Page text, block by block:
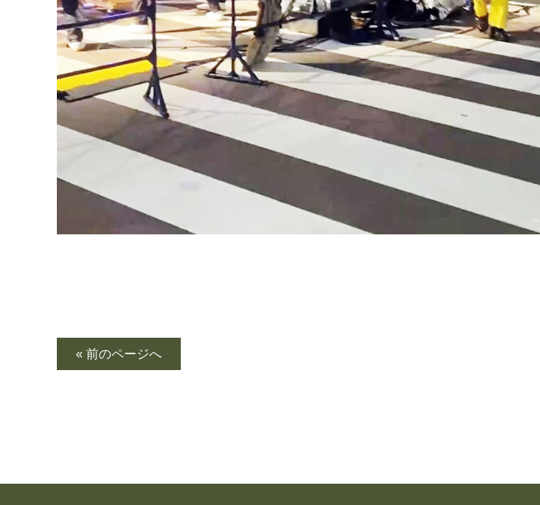
« 前のページへ